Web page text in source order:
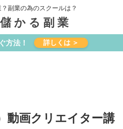
副業の為のスクールは？
かる副業
方法！ 詳しくは ＞
動画クリエイター講